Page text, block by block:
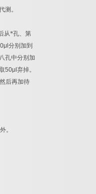
测。
从*孔、第
分别加到
孔中分别加
50μl 弃掉。
然后再加待
。